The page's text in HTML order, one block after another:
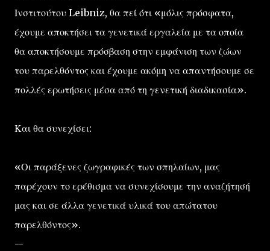
Ινστιτούτου Leibniz, θα πεί ότι «μόλις πρόσφατα,
έχουμε αποκτήσει τα γενετικά εργαλεία με τα οποία
θα αποκτήσουμε πρόσβαση στην εμφάνιση των ζώων
του παρελθόντος και έχουμε ακόμη να απαντήσουμε σε
πολλές ερωτήσεις μέσα από τη γενετική διαδικασία».
Και θα συνεχίσει:
«Οι παράξενες ζωγραφικές των σπηλαίων, μας
παρέχουν το ερέθισμα να συνεχίσουμε την αναζήτησή
μας και σε άλλα γενετικά υλικά του απώτατου
παρελθόντος».
--